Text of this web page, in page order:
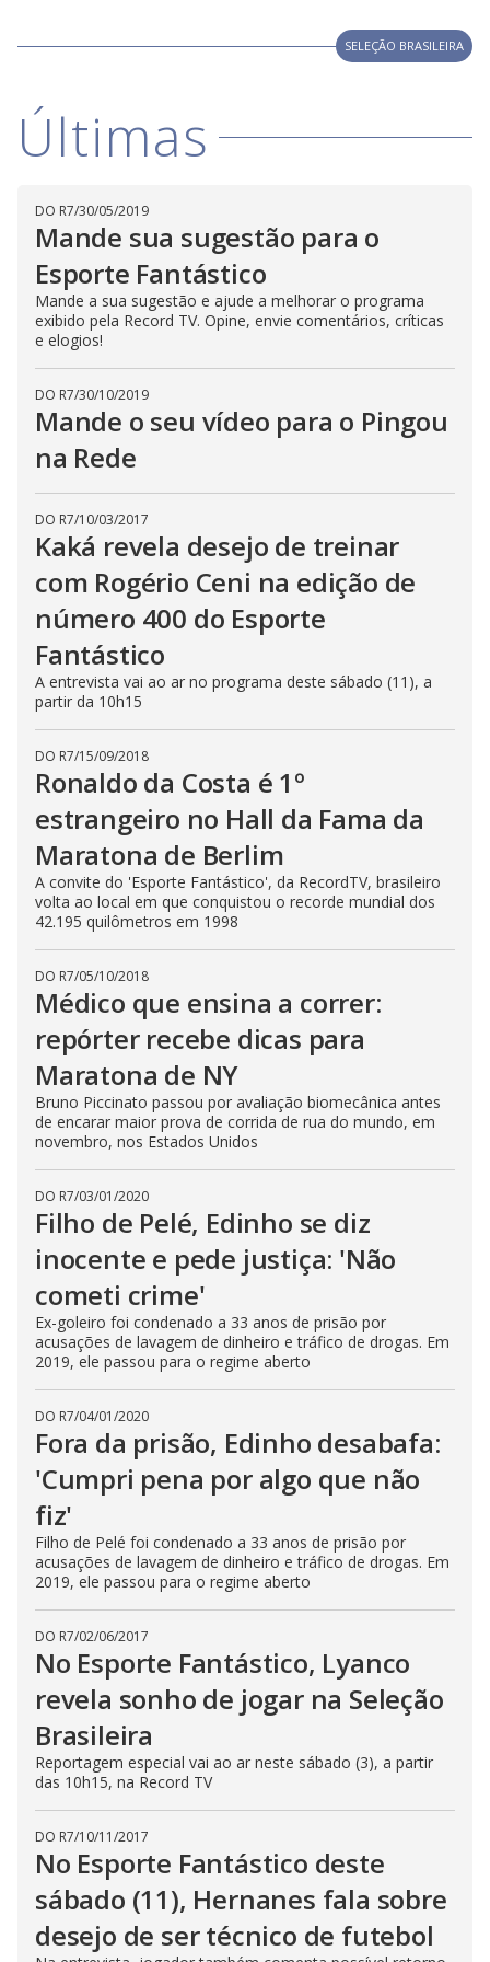
V
i
e
o
d SELEÇÃO BRASILEIRA
Últimas
DO R7/30/05/2019
Mande sua sugestão para o
Esporte Fantástico
Mande a sua sugestão e ajude a melhorar o programa
exibido pela Record TV. Opine, envie comentários, críticas
e elogios!
DO R7/30/10/2019
Mande o seu vídeo para o Pingou
na Rede
DO R7/10/03/2017
Kaká revela desejo de treinar
com Rogério Ceni na edição de
número 400 do Esporte
Fantástico
A entrevista vai ao ar no programa deste sábado (11), a
partir da 10h15
DO R7/15/09/2018
Ronaldo da Costa é 1º
estrangeiro no Hall da Fama da
Maratona de Berlim
A convite do 'Esporte Fantástico', da RecordTV, brasileiro
volta ao local em que conquistou o recorde mundial dos
42.195 quilômetros em 1998
DO R7/05/10/2018
Médico que ensina a correr:
repórter recebe dicas para
Maratona de NY
Bruno Piccinato passou por avaliação biomecânica antes
de encarar maior prova de corrida de rua do mundo, em
novembro, nos Estados Unidos
DO R7/03/01/2020
Filho de Pelé, Edinho se diz
inocente e pede justiça: 'Não
cometi crime'
Ex-goleiro foi condenado a 33 anos de prisão por
acusações de lavagem de dinheiro e tráfico de drogas. Em
2019, ele passou para o regime aberto
DO R7/04/01/2020
Fora da prisão, Edinho desabafa:
'Cumpri pena por algo que não
fiz'
Filho de Pelé foi condenado a 33 anos de prisão por
acusações de lavagem de dinheiro e tráfico de drogas. Em
2019, ele passou para o regime aberto
DO R7/02/06/2017
No Esporte Fantástico, Lyanco
revela sonho de jogar na Seleção
Brasileira
Reportagem especial vai ao ar neste sábado (3), a partir
das 10h15, na Record TV
DO R7/10/11/2017
No Esporte Fantástico deste
sábado (11), Hernanes fala sobre
desejo de ser técnico de futebol